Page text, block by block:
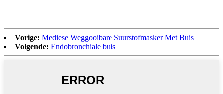
Vorige: Mediese Weggooibare Suurstofmasker Met Buis
Volgende: Endobronchiale buis